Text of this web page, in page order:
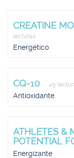
CREATINE
lecturas
Energético
CQ-10 45
Antioxidante
ATHLETES &
POTENTIAL
Energizante